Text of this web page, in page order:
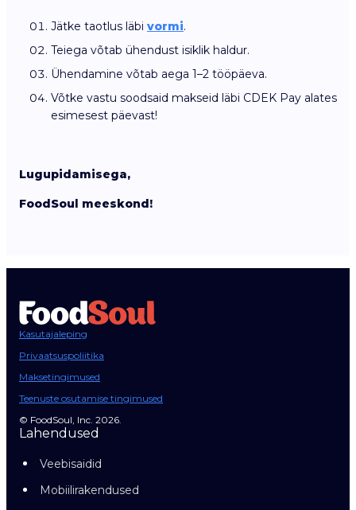
Jätke taotlus läbi vormi.
Teiega võtab ühendust isiklik haldur.
Ühendamine võtab aega 1–2 tööpäeva.
Võtke vastu soodsaid makseid läbi CDEK Pay alates
esimesest päevast!
Lugupidamisega,
FoodSoul meeskond!
Kasutajaleping
Privaatsuspoliitika
Maksetingimused
Teenuste osutamise tingimused
© FoodSoul, Inc. 2026.
Lahendused
Veebisaidid
Mobiilirakendused